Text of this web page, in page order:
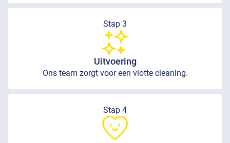
Stap 3
Uitvoering
Ons team zorgt voor een vlotte cleaning.
Stap 4